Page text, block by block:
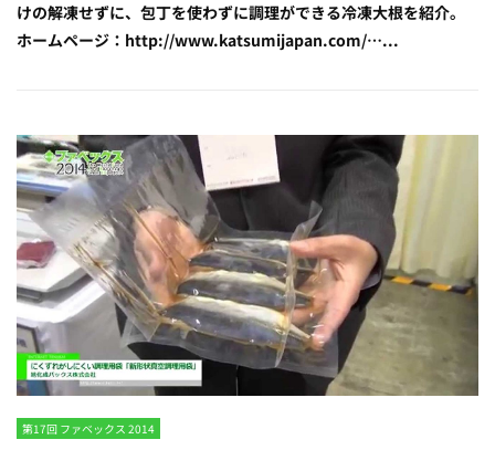
けの解凍せずに、包丁を使わずに調理ができる冷凍大根を紹介。
ホームページ：http://www.katsumijapan.com/…...
第17回 ファベックス 2014